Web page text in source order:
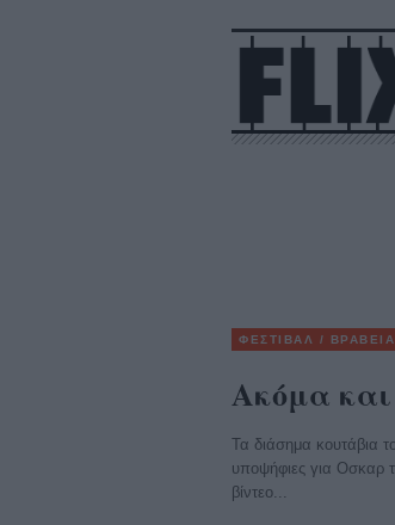
ΦΕΣΤΙΒΑΛ / ΒΡΑΒΕΙΑ
Ακόμα και
Τα διάσημα κουτάβια
υποψήφιες για Οσκαρ
βίντεο...